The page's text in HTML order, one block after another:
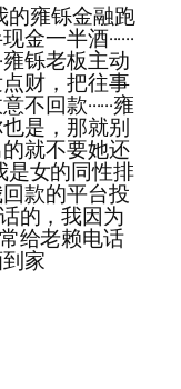
的雍铄金融跑
一半酒······
雍铄老板主动
点财，把往事
回款······雍
也是，那就别
的就不要她还
我是女的同性排
回款的平台投
的，我因为
给老赖电话
到家